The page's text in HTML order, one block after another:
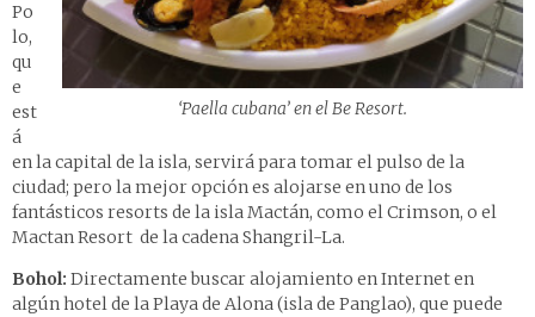
‘Paella cubana’ en el Be Resort.
Po
lo,
qu
e
est
á
en la capital de la isla, servirá para tomar el pulso de la
ciudad; pero la mejor opción es alojarse en uno de los
fantásticos resorts de la isla Mactán, como elCrimson, o el
Mactan Resort de la cadenaShangril-La.
Bohol: Directamente buscar alojamiento en Internet en
algún hotel de la Playa de Alona (isla de Panglao), que puede